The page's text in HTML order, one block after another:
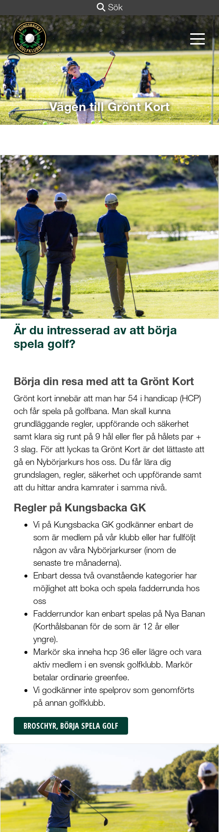
Sök
Vägen till Grönt Kort
Är du intresserad av att börja
spela golf?
Börja din resa med att ta Grönt Kort
Grönt kort innebär att man har 54 i handicap (HCP)
och får spela på golfbana. Man skall kunna
grundläggande regler, uppförande och säkerhet
samt klara sig runt på 9 hål eller fler på hålets par +
3 slag. För att lyckas ta Grönt Kort är det lättaste att
gå en Nybörjarkurs hos oss. Du får lära dig
grundslagen, regler, säkerhet och uppförande samt
att du hittar andra kamrater i samma nivå.
Regler på Kungsbacka GK
Vi på Kungsbacka GK godkänner enbart de
som är medlem på vår klubb eller har fullföljt
någon av våra Nybörjarkurser (inom de
senaste tre månaderna).
Enbart dessa två ovanstående kategorier har
möjlighet att boka och spela fadderrunda hos
oss
Fadderrundor kan enbart spelas på Nya Banan
(Korthålsbanan för de som är 12 år eller
yngre).
Markör ska inneha hcp 36 eller lägre och vara
aktiv medlem i en svensk golfklubb. Markör
betalar ordinarie greenfee.
Vi godkänner inte spelprov som genomförts
på annan golfklubb.
BROSCHYR, BÖRJA SPELA GOLF